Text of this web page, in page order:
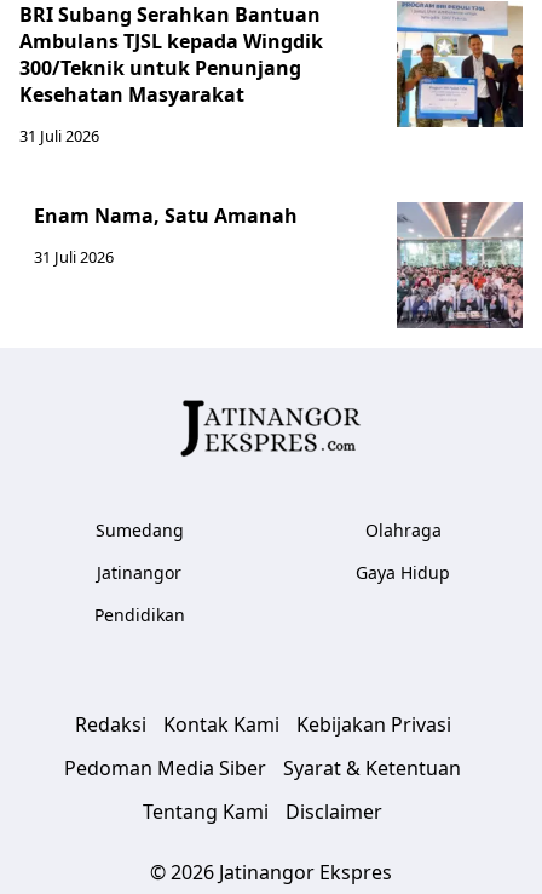
BRI Subang Serahkan Bantuan
Ambulans TJSL kepada Wingdik
300/Teknik untuk Penunjang
Kesehatan Masyarakat ​
31 Juli 2026
Enam Nama, Satu Amanah
31 Juli 2026
Sumedang
Jatinangor
Pendidikan
Olahraga
Gaya Hidup
Redaksi Kontak Kami
Kebijakan Privasi
Pedoman Media Siber
Syarat & Ketentuan
Tentang Kami
Disclaimer
© 2026 Jatinangor Ekspres